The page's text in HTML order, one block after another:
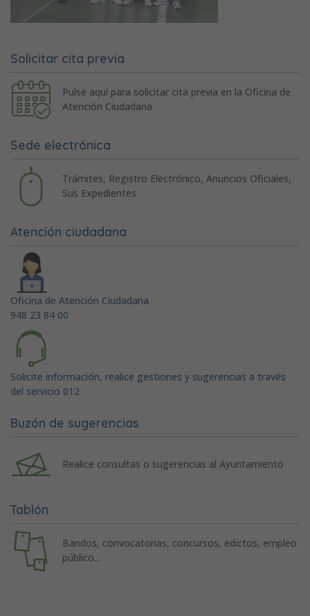
Solicitar cita previa
Pulse aquí para solicitar cita previa en la Oficina de
Atención Ciudadana
Sede electrónica
Trámites, Registro Electrónico, Anuncios Oficiales,
Sus Expedientes
Atención ciudadana
Oficina de Atención Ciudadana
948 23 84 00
Solicite información, realice gestiones y sugerencias a través
del servicio 012
Buzón de sugerencias
Realice consultas o sugerencias al Ayuntamiento
Tablón
Bandos, convocatorias, concursos, edictos, empleo
público...